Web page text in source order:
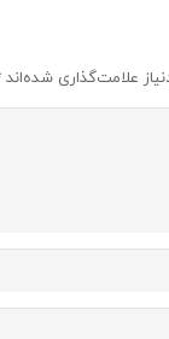
علامت‌گذاری شده‌اند